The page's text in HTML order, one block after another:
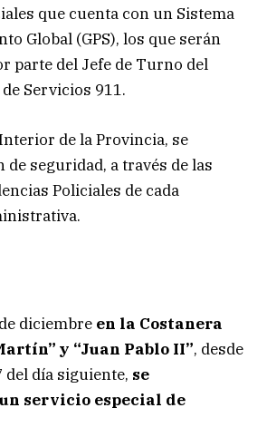
que cuenta con un Sistema
Global (GPS), los que serán
parte del Jefe de Turno del
Servicios 911.
de la Provincia, se
de seguridad, a través de las
Policiales de cada
diciembre en la Costanera
y “Juan Pablo II”, desde
del día siguiente, se
servicio especial de